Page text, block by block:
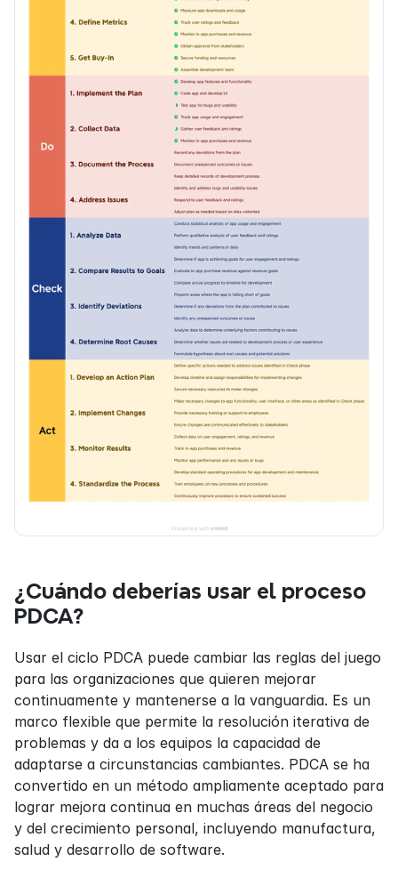
¿Cuándo deberías usar el proceso
PDCA?
Usar el ciclo PDCA puede cambiar las reglas del juego
para las organizaciones que quieren mejorar
continuamente y mantenerse a la vanguardia. Es un
marco flexible que permite la resolución iterativa de
problemas y da a los equipos la capacidad de
adaptarse a circunstancias cambiantes. PDCA se ha
convertido en un método ampliamente aceptado para
lograr mejora continua en muchas áreas del negocio
y del crecimiento personal, incluyendo manufactura,
salud y desarrollo de software.